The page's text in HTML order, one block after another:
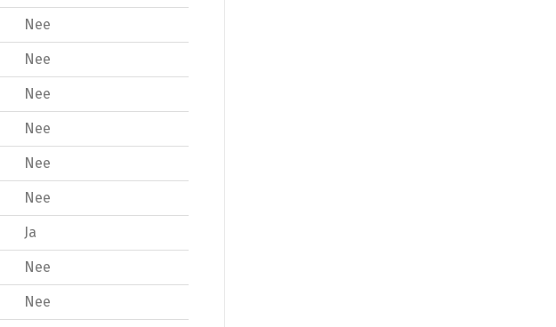
Nee
Nee
Nee
Nee
Nee
Nee
Ja
Nee
Nee